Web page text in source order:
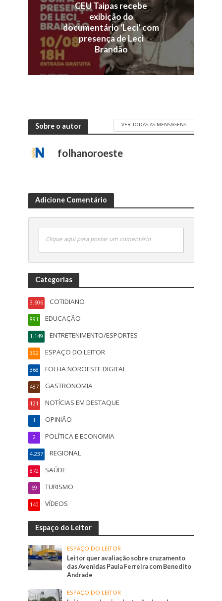
CEU Taipas recebe
exibição do
documentário ‘Leci’ com
presença de Leci
Brandão
Sobre o autor VER TODAS AS MENSAGENS
folhanoroeste
Adicione Comentário
Clique aqui para postar um comentário
Categorias
COTIDIANO
3.606
EDUCAÇÃO
891
ENTRETENIMENTO/ESPORTES
1.149
ESPAÇO DO LEITOR
392
FOLHA NOROESTE DIGITAL
368
GASTRONOMIA
487
NOTÍCIAS EM DESTAQUE
121
OPINIÃO
1
POLÍTICA E ECONOMIA
2
REGIONAL
4.237
SAÚDE
872
TURISMO
69
VÍDEOS
140
Espaço do Leitor
ESPAÇO DO LEITOR
Leitor quer avaliação sobre cruzamento
das Avenidas Paula Ferreira com Benedito
Andrade
ESPAÇO DO LEITOR